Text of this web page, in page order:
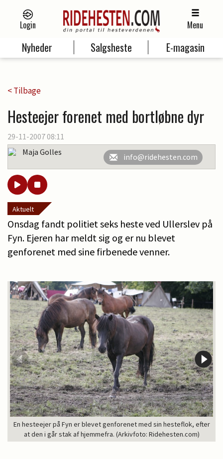
Login Menu
Nyheder Salgsheste E-magasin
< Tilbage
Hesteejer forenet med bortløbne dyr
29-11-2007 08:11
Maja Golles
info@ridehesten.com
Aktuelt
Onsdag fandt politiet seks heste ved Ullerslev på
Fyn. Ejeren har meldt sig og er nu blevet
genforenet med sine firbenede venner.
En hesteejer på Fyn er blevet genforenet med sin hesteflok, efter
at den i går stak af hjemmefra. (Arkivfoto: Ridehesten.com)